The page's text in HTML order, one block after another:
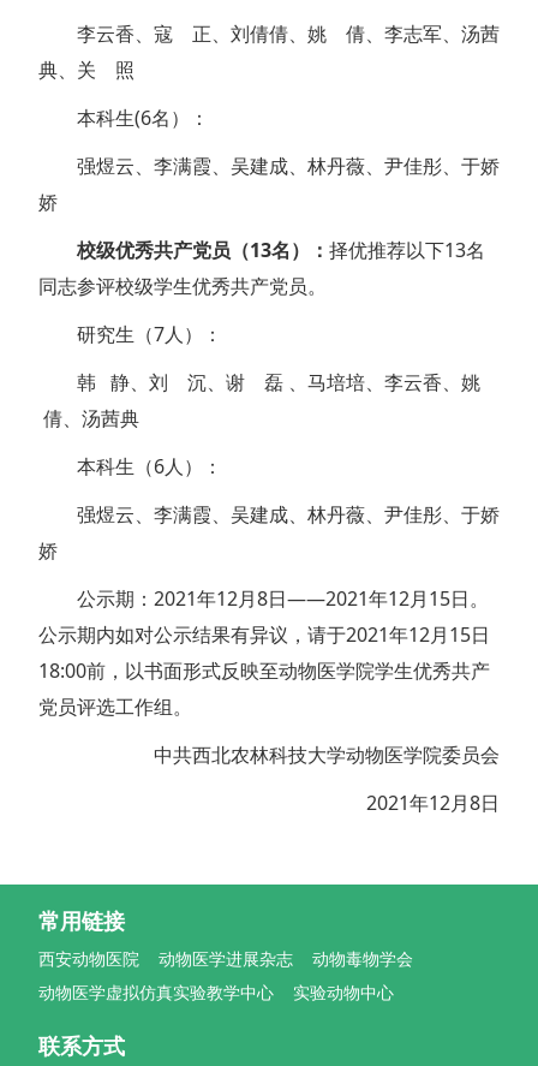
李云香、寇 正、刘倩倩、姚 倩、李志军、汤茜
典、关 照
本科生(6名）：
强煜云、李满霞、吴建成、林丹薇、尹佳彤、于娇
娇
校级优秀共产党员（13名）： 择优推荐以下13名
同志参评校级学生优秀共产党员。
研究生（7人）：
韩 静、刘 沉、谢 磊 、马培培、李云香、姚
倩、汤茜典
本科生（6人）：
强煜云、李满霞、吴建成、林丹薇、尹佳彤、于娇
娇
公示期：2021年12月8日——2021年12月15日。
公示期内如对公示结果有异议，请于2021年12月15日
18:00前，以书面形式反映至动物医学院学生优秀共产
党员评选工作组。
中共西北农林科技大学动物医学院委员会
2021年12月8日
常用链接
西安动物医院 动物医学进展杂志
动物毒物学会
动物医学虚拟仿真实验教学中心
实验动物中心
联系方式